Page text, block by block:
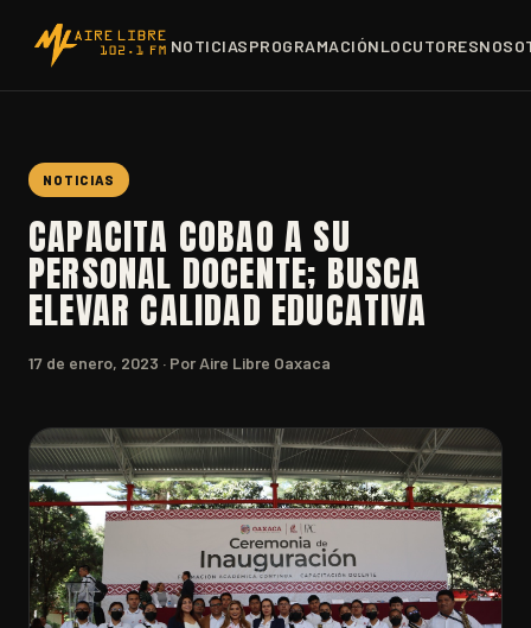
NOTICIASPROGRAMACIÓNLOCUTORES
NOTICIAS
CAPACITA COBAO A SU
PERSONAL DOCENTE; BUSCA
ELEVAR CALIDAD EDUCATIVA
17 de enero, 2023 · Por Aire Libre Oaxaca